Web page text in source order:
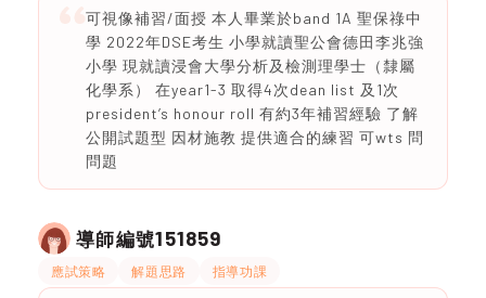
可視像補習/面授 本人畢業於band 1A 聖保祿中
學 2022年DSE考生 小學就讀聖公會德田李兆強
小學 現就讀浸會大學分析及檢測理學士（隸屬
化學系） 在year1-3 取得4次dean list 及1次
president’s honour roll 有約3年補習經驗 了解
公開試題型 因材施教 提供適合的練習 可wts 問
問題
導師編號151859
應試策略 解題思路 指導功課